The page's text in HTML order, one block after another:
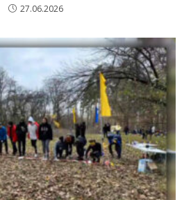
27.06.2026